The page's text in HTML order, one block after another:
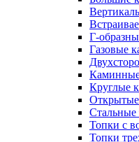
Г-
Газовые
Каминные
Круглые
Стальные
Топки с
Топки